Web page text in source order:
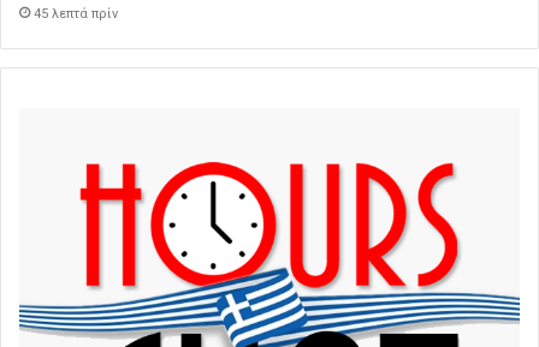
45 λεπτά πρίν